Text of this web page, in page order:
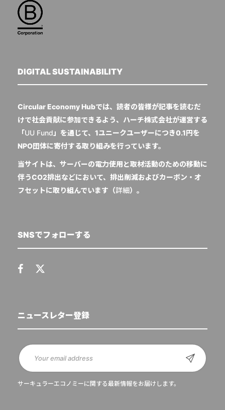
DIGITAL SUSTAINABILITY
Circular Economy Hubでは、読者の皆様が記事を読むだ
けで社会貢献に参加できるよう、ハーチ株式会社が運営する
「UU Fund 」を通じて、1ユニークユーザーにつき0.1円を
NPO団体に寄付する取り組みを行っています。
当サイトは、サーバーの電力使用と取材活動のための移動に
伴うCO2排出などにおいて、排出削減およびカーボン・オ
フセットに取り組んでいます（詳細）。
SNSでフォローする
ニュースレター登録
サーキュラーエコノミーに関する最新情報をお届けします。